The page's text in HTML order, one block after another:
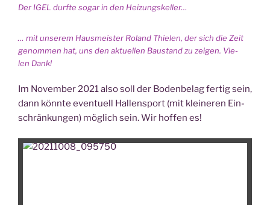
Der IGEL durf­te sogar in den Heizungskeller…
… mit unse­rem Haus­meis­ter Roland Thie­len, der sich die Zeit
genom­men hat, uns den aktu­el­len Bau­stand zu zei­gen. Vie­
len Dank!
Im Novem­ber 2021 also soll der Boden­be­lag fer­tig sein,
dann könn­te even­tu­ell Hal­len­sport (mit klei­ne­ren Ein­
schrän­kun­gen) mög­lich sein. Wir hof­fen es!